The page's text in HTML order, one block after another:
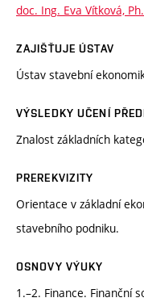
doc. Ing. Eva Vítková,
ZAJIŠŤUJE ÚSTAV
Ústav stavební
VÝSLEDKY UČENÍ
Znalost základních
PREREKVIZITY
Orientace v základní
stavebního podniku.
OSNOVY VÝUKY
1.–2. Finance. Finanční